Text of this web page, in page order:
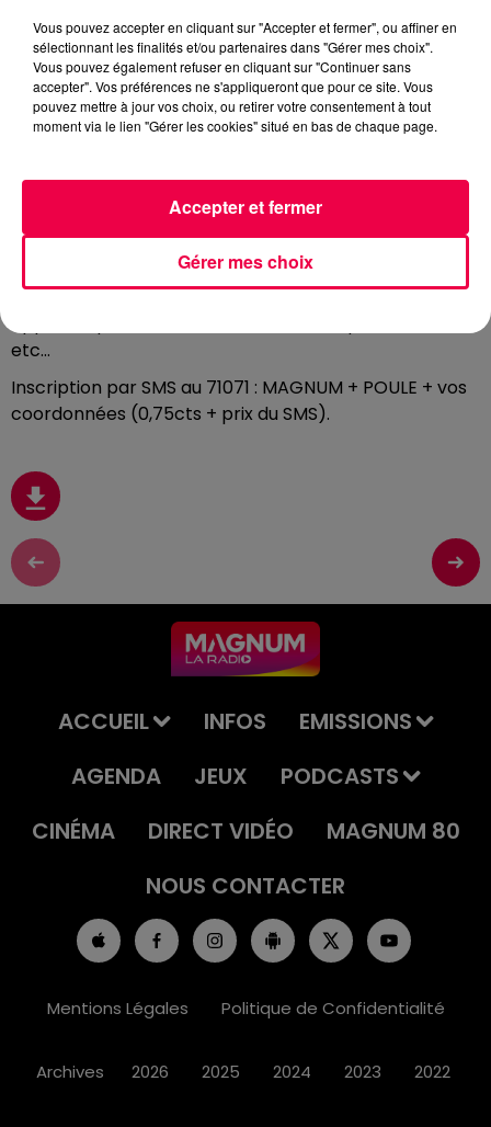
ROULE MA POULE 15/05/2026
NADEGE D'ARCHES REMPORTE SES AIRPODS 4 APPLE
Chaque jour, écoutez Club Magnum avecFredentre
jouant à « Roule ma poule ».
Tournez la roue en criant « Roule ma poule »
criez fort, plus la roue va tourner. Répondez ensuite
aux défis de Fred pour gagner des cadeaux : AirPods,
enceintes connectées JBL, vidéoprojecteurs,
appareils photo, barre de son, entrées parc de loisirs
etc…
Inscription par SMS au 71071 : MAGNUM + POULE + vos
coordonnées (0,75cts + prix du SMS).
ACCUEIL INFOS
EMISSIONS
AGENDA
JEUX
PODCASTS
CINÉMA
DIRECT VIDÉO
MAGNUM 80
NOUS CONTACTER
Mentions Légales Politique de Confidentialité
Archives 2026 2025 2024 2023 2022
Vous pouvez accepter en cliquant sur "Accepter et fermer", ou affiner en
sélectionnant les finalités et/ou partenaires dans "Gérer mes choix".
Vous pouvez également refuser en cliquant sur "Continuer sans
accepter". Vos préférences ne s'appliqueront que pour ce site. Vous
pouvez mettre à jour vos choix, ou retirer votre consentement à tout
moment via le lien "Gérer les cookies" situé en bas de chaque page.
Gérer mes choix
Accepter et fermer